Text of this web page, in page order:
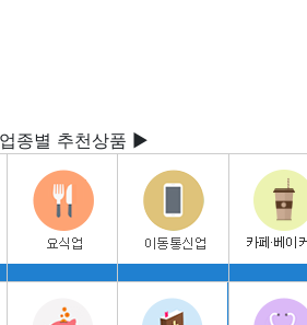
종별 추천상품 ▶